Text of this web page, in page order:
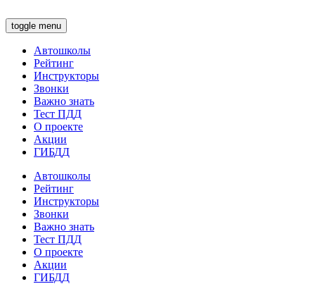
toggle menu
Автошколы
Рейтинг
Инструкторы
Звонки
Важно знать
Тест ПДД
О проекте
Акции
ГИБДД
Автошколы
Рейтинг
Инструкторы
Звонки
Важно знать
Тест ПДД
О проекте
Акции
ГИБДД